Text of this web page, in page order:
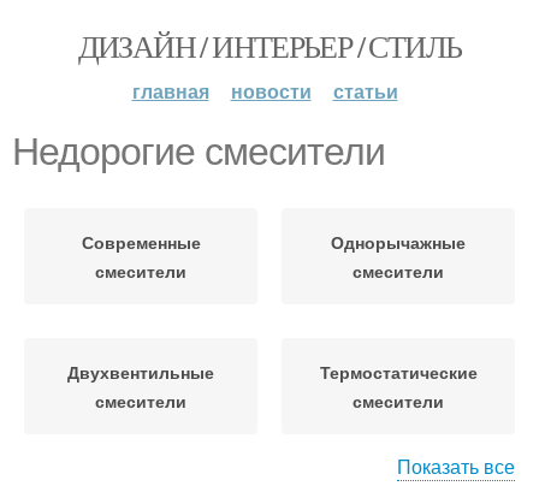
ДИЗАЙН / ИНТЕРЬЕР / СТИЛЬ
главная новости статьи
Недорогие смесители
Современные
смесители
Однорычажные
смесители
Двухвентильные
смесители
Термостатические
смесители
Показать все